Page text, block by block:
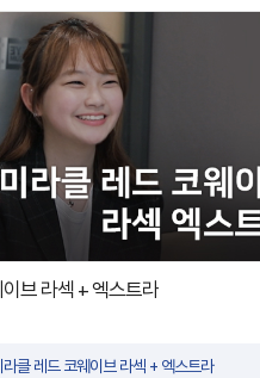
브 라섹 + 엑스트라
라클 레드 코웨이브 라섹 + 엑스트라